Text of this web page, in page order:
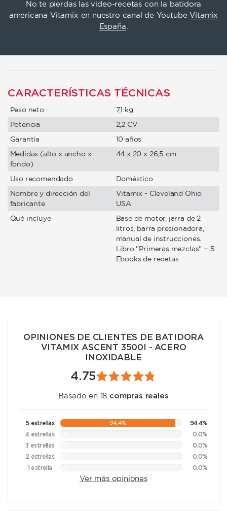
No te pierdas las video-recetas con la batidora
americana Vitamix en nuestro canal de Youtube Vitamix
España
CARACTERÍSTICAS TÉCNICAS
Peso neto 7,1 kg
Potencia 2,2 CV
Garantía 10 años
Medidas (alto x ancho x
fondo)
44 x 20 x 26,5 cm
Uso recomendado Doméstico
Nombre y dirección del
fabricante
Vitamix - Cleveland Ohio
USA
Qué incluye
Base de motor, jarra de 2
litros, barra presionadora,
manual de instrucciones.
Libro "Primeras mezclas" + 5
Ebooks de recetas
OPINIONES DE CLIENTES DE BATIDORA
VITAMIX ASCENT 3500I - ACERO
INOXIDABLE
4.75
Basado en 18 compras reales
5 estrellas 94.4%
94.4%
4 estrellas
0.0%
3 estrellas
0.0%
2 estrellas
0.0%
1 estrella
0.0%
Ver más opiniones